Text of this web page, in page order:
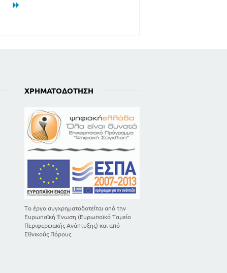
ΧΡΗΜΑΤΟΔΌΤΗΣΗ
Το έργο συγχρηματοδοτείται από την
Ευρωπαϊκή Ένωση (Ευρωπαϊκό Ταμείο
Περιφερειακής Ανάπτυξης) και από
Εθνικούς Πόρους